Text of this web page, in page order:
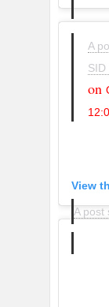
A
SID
on
View